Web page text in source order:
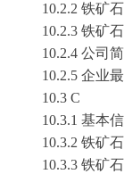
10.2.2 铁矿
10.2.3 铁矿
10.2.4 公司
10.2.5 企业
10.3 C
10.3.1 基本
10.3.2 铁矿
10.3.3 铁矿